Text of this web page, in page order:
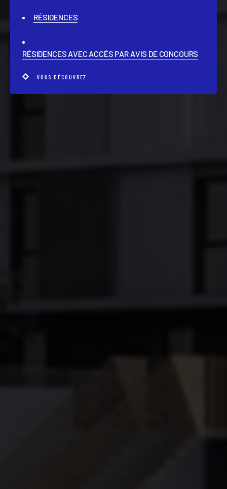
RÉSIDENCES
RÉSIDENCES AVEC ACCÈS PAR AVIS DE CONCOURS
VOUS DÉCOUVREZ